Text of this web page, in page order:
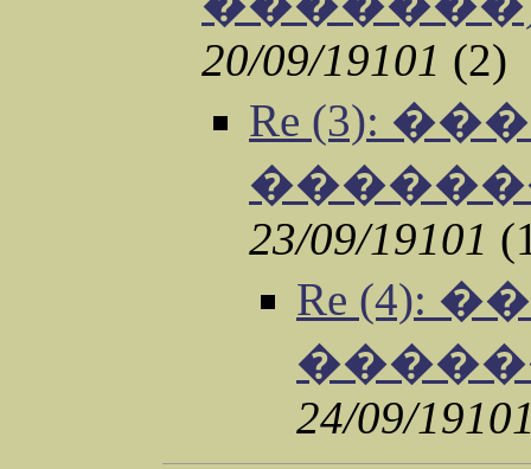
20/09/19101 (2)
Re (3):
23/09/19101
Re (4):
24/09/